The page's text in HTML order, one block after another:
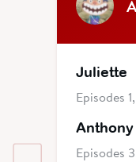
Juliette
Episodes
Anthony
Episodes